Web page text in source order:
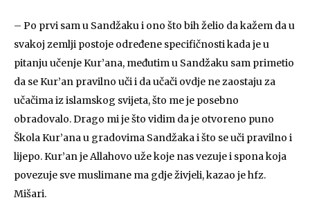
– Po prvi sam u Sandžaku i ono što bih želio da kažem da u
svakoj zemlji postoje određene specifičnosti kada je u
pitanju učenje Kur’ana, međutim u Sandžaku sam primetio
da se Kur’an pravilno uči i da učači ovdje ne zaostaju za
učačima iz islamskog svijeta, što me je posebno
obradovalo. Drago mi je što vidim da je otvoreno puno
Škola Kur’ana u gradovima Sandžaka i što se uči pravilno i
lijepo. Kur’an je Allahovo uže koje nas vezuje i spona koja
povezuje sve muslimane ma gdje živjeli, kazao je hfz.
Mišari.